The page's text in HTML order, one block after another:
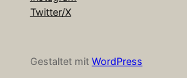
Twitter/X
Gestaltet mit WordPress